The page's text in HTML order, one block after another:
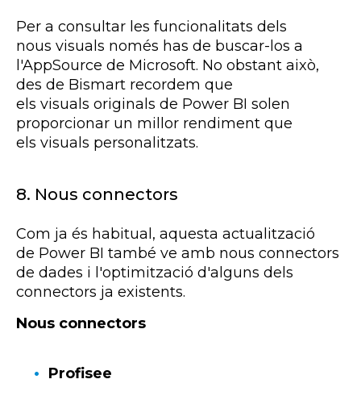
Per a consultar les funcionalitats dels
nous visuals només has de buscar-los a
l'AppSource de Microsoft. No obstant això,
des de Bismart recordem que
els visuals originals de Power BI solen
proporcionar un millor rendiment que
els visuals personalitzats.
8. Nous connectors
Com ja és habitual, aquesta actualització
de Power BI també ve amb nous connectors
de dades i l'optimització d'alguns dels
connectors ja existents.
Nous connectors
Profisee